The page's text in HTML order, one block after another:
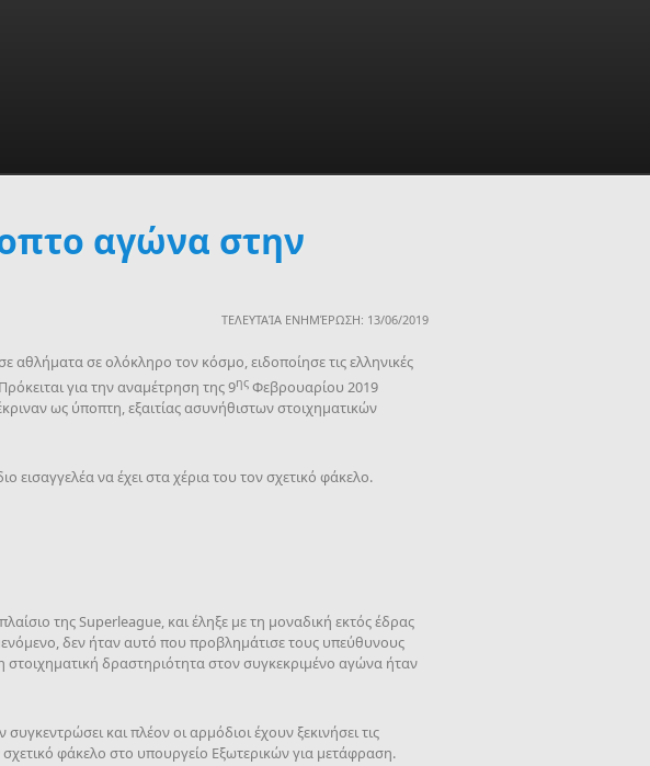
αγώνα στην
ΤΕΛΕΥΤΑΊΑ ΕΝΗΜΈΡΩΣΗ: 13/06/2019
αθλήματα σε ολόκληρο τον κόσμο, ειδοποίησε τις ελληνικές
για την αναμέτρηση της 9ης Φεβρουαρίου 2019
ως ύποπτη, εξαιτίας ασυνήθιστων στοιχηματικών
εισαγγελέα να έχει στα χέρια του τον σχετικό φάκελο.
της Superleague, και έληξε με τη μοναδική εκτός έδρας
δεν ήταν αυτό που προβλημάτισε τους υπεύθυνους
στοιχηματική δραστηριότητα στον συγκεκριμένο αγώνα ήταν
και πλέον οι αρμόδιοι έχουν ξεκινήσει τις
σχετικό φάκελο στο υπουργείο Εξωτερικών για μετάφραση.